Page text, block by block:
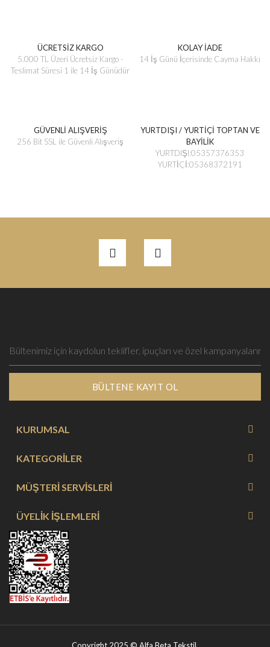
ÜCRETSİZ KARGO
5.000 TL Üzeri Ücretsiz Kargo -
Teslimat Süresi 1 ile 14 İş Günüdür
KOLAY İADE
14 İş Günü İçerisinde Cayma Hakkı
GÜVENLİ ALIŞVERİŞ
256 Bit SSL ile Güvenli Alışveriş
YURTDIŞI / YURTİÇİ TOPTAN VE
BAYİLİK
YURTDIŞI:05357376353
YURTİÇİ:05368372191
BÜLTENE KAYIT OL
KURUMSAL
KATEGORİLER
MÜŞTERİ SERVİSLERİ
ÜYELİK İŞLEMLERİ